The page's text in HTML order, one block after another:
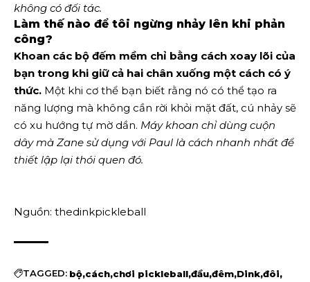
không có đối tác.
Làm thế nào để tôi ngừng nhảy lên khi phản
công?
Khoan các bộ đếm mềm chỉ bằng cách xoay lõi của
bạn trong khi giữ cả hai chân xuống một cách có ý
thức. Một khi cơ thể bạn biết rằng nó có thể tạo ra
năng lượng mà không cần rời khỏi mặt đất, cú nhảy sẽ
có xu hướng tự mờ dần. Máy khoan chỉ dùng cuộn
dây mà Zane sử dụng với Paul là cách nhanh nhất để
thiết lập lại thói quen đó.
Nguồn: thedinkpickleball
TAGGED: bộ cách chơi pickleball đầu đêm Dink đôi